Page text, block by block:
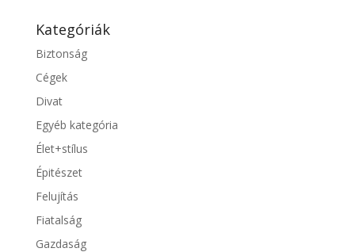
Kategóriák
Biztonság
Cégek
Divat
Egyéb kategória
Élet+stílus
Épitészet
Felujítás
Fiatalság
Gazdaság